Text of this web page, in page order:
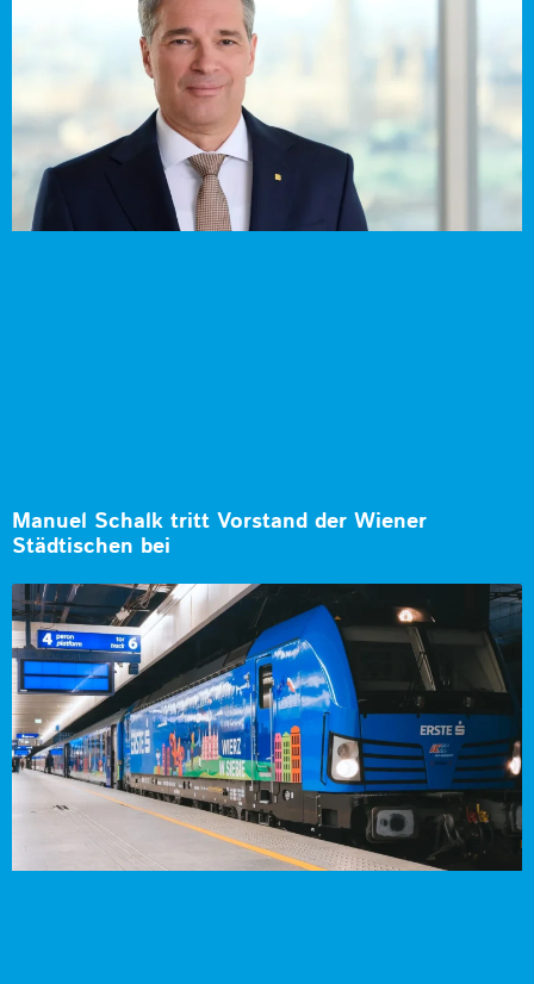
Manuel Schalk tritt Vorstand der Wiener
Städtischen bei